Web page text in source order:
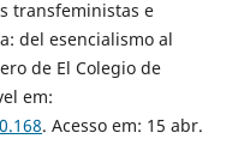
transfeministas e
del esencialismo al
de El Colegio de
em:
. Acesso em: 15 abr.